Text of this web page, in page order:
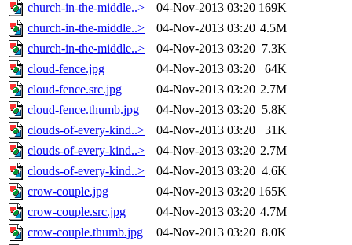
church-in-the-middle..>
04-Nov-2013 03:20 169K
church-in-the-middle..>
04-Nov-2013 03:20 4.5M
church-in-the-middle..>
04-Nov-2013 03:20 7.3K
cloud-fence.jpg
04-Nov-2013 03:20
64K
cloud-fence.src.jpg
04-Nov-2013 03:20 2.7M
cloud-fence.thumb.jpg
04-Nov-2013 03:20 5.8K
clouds-of-every-kind..>
04-Nov-2013 03:20
31K
clouds-of-every-kind..>
04-Nov-2013 03:20 2.7M
clouds-of-every-kind..>
04-Nov-2013 03:20 4.6K
crow-couple.jpg
04-Nov-2013 03:20 165K
crow-couple.src.jpg
04-Nov-2013 03:20 4.7M
crow-couple.thumb.jpg
04-Nov-2013 03:20 8.0K